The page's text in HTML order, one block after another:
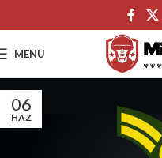
MENU
06
HAZ